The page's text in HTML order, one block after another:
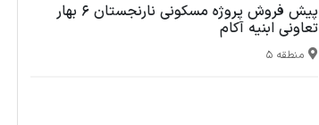
پیش فروش پروژه مسکونی نارنجستان 6 بهار
تعاونی ابنیه آکام
منطقه 5